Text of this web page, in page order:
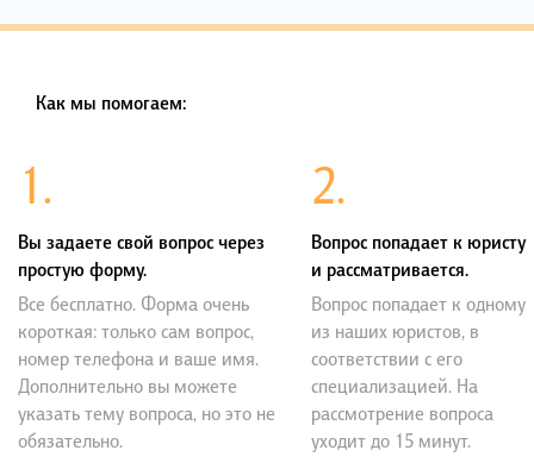
Как мы помогаем:
1.
Вы задаете свой вопрос через
простую форму.
Все бесплатно. Форма очень
короткая: только сам вопрос,
номер телефона и ваше имя.
Дополнительно вы можете
указать тему вопроса, но это не
обязательно.
2.
Вопрос попадает к юристу
и рассматривается.
Вопрос попадает к одному
из наших юристов, в
соответствии с его
специализацией. На
рассмотрение вопроса
уходит до 15 минут.